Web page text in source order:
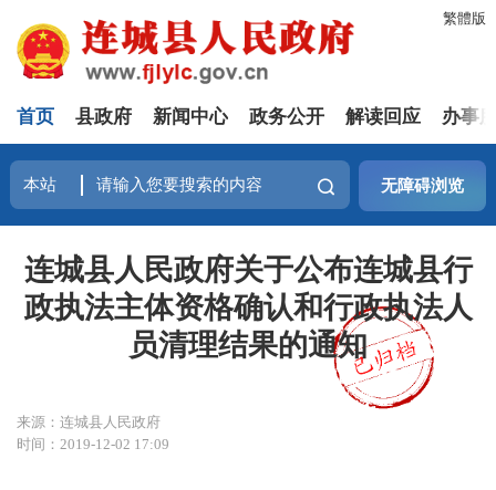
繁體版
首页 县政府 新闻中心 政务公开 解读回应 办事
无障碍浏览
连城县人民政府关于公布连城县行
政执法主体资格确认和行政执法人
员清理结果的通知
来源：连城县人民政府
时间：2019-12-02 17:09